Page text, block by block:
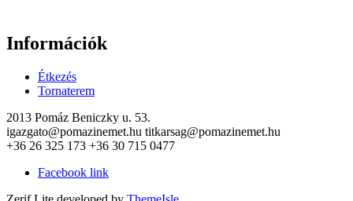
Információk
Étkezés
Tornaterem
2013 Pomáz Beniczky u. 53.
igazgato@pomazinemet.hu titkarsag@pomazinemet.hu
+36 26 325 173 +36 30 715 0477
Facebook link